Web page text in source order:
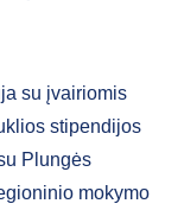
su įvairiomis
stipendijos
Plungės
mokymo